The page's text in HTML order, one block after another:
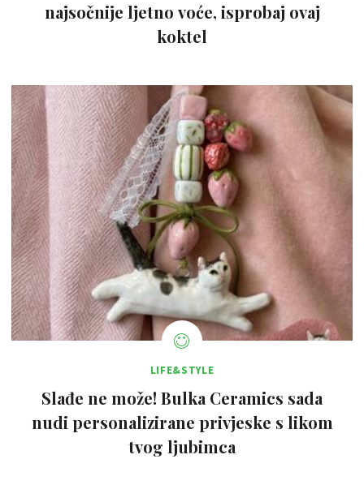
najsočnije ljetno voće, isprobaj ovaj
koktel
LIFE&STYLE
Slađe ne može! Bulka Ceramics sada
nudi personalizirane privjeske s likom
tvog ljubimca